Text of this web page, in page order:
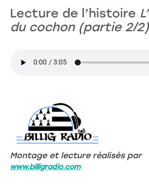
Lecture de l’histoire
du cochon (partie 2/2)
Montage et lecture réalisés par
www.billigradio.com